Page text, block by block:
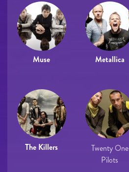
Muse Metallica
The Killers
Twenty One
Pilots